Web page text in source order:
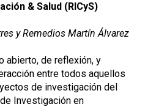
& Salud (RICyS)
y Remedios Martín Álvarez
abierto, de reflexión, y
entre todos aquellos
de investigación del
Investigación en